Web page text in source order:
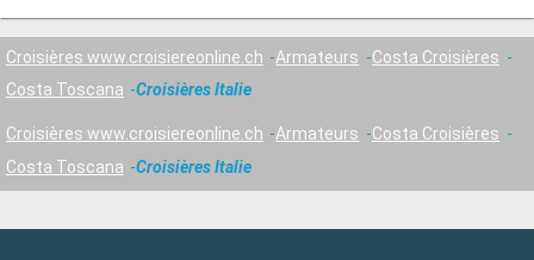
Croisières www.croisiereonline.ch Armateurs
Costa Croisières
Costa Toscana
Croisières Italie
Croisières www.croisiereonline.ch Armateurs
Costa Croisières
Costa Toscana
Croisières Italie